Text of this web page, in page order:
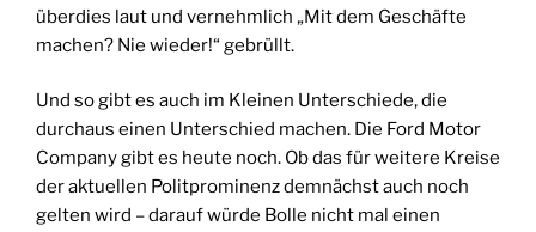
überdies laut und vernehmlich „Mit dem Geschäfte
machen? Nie wieder!“ gebrüllt.
Und so gibt es auch im Kleinen Unterschiede, die
durchaus einen Unterschied machen. Die Ford Motor
Company gibt es heute noch. Ob das für weitere Kreise
der aktuellen Politprominenz demnächst auch noch
gelten wird – darauf würde Bolle nicht mal einen